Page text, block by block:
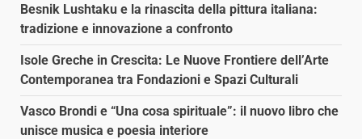
Besnik Lushtaku e la rinascita della pittura italiana:
tradizione e innovazione a confronto
Isole Greche in Crescita: Le Nuove Frontiere dell’Arte
Contemporanea tra Fondazioni e Spazi Culturali
Vasco Brondi e “Una cosa spirituale”: il nuovo libro che
unisce musica e poesia interiore